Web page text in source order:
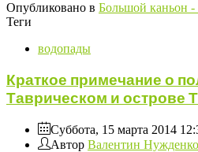
Опубликовано в Большой каньон
Теги
водопады
Краткое примечание о
Таврическом и острове
Суббота, 15 марта 2014
Автор Валентин Нужденко